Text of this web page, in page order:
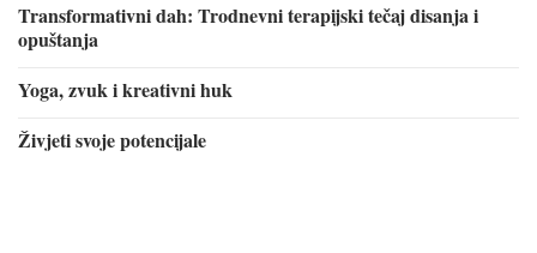
Transformativni dah: Trodnevni terapijski tečaj disanja i
opuštanja
Yoga, zvuk i kreativni huk
Živjeti svoje potencijale